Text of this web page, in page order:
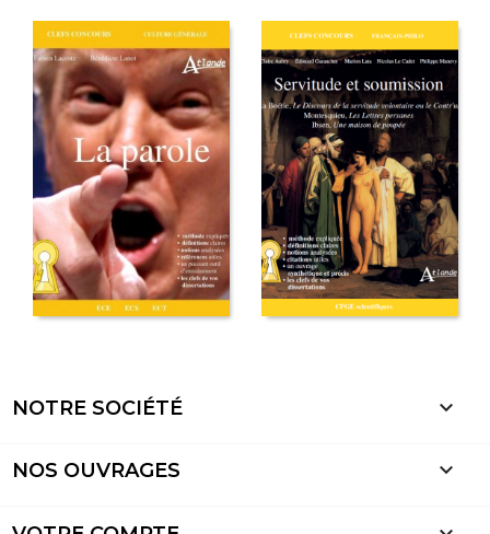
NOTRE SOCIÉTÉ 
NOS OUVRAGES 